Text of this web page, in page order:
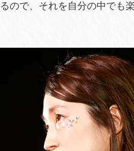
ので、それを自分の中でも